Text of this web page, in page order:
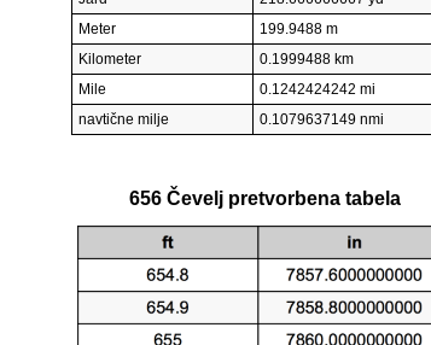
Meter
199.9488 m
Kilometer
0.1999488 km
Mile
0.1242424242 mi
navtične milje
0.1079637149 nmi
656 Čevelj pretvorbena tabela